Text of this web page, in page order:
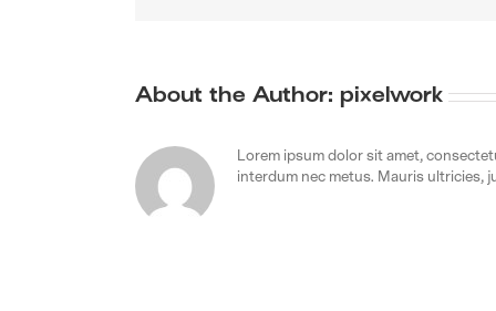
About the Author: pixelwork
Lorem ipsum dolor sit amet,
interdum nec metus. Mauris ultricies,